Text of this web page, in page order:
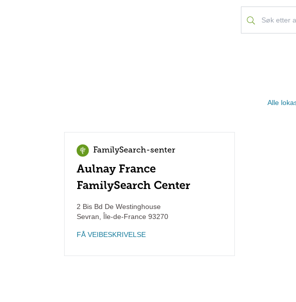
Alle
FamilySearch-senter
Aulnay France
FamilySearch Center
2 Bis Bd De Westinghouse
Sevran
Île-de-France 93270
FÅ VEIBESKRIVELSE